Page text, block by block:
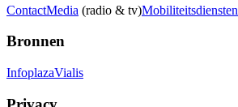
ContactMedia (radio & tv)Mobiliteitsdiensten
Bronnen
InfoplazaVialis